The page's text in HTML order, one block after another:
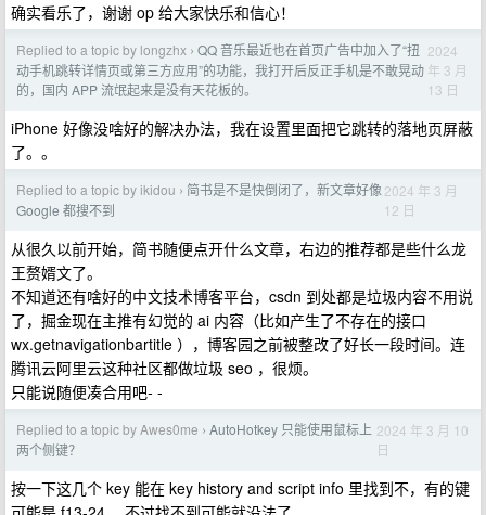
确实看乐了，谢谢 op 给大家快乐和信心！
Replied to a topic by longzhx › QQ 音乐最近也在首页广告中加入了“扭
动手机跳转详情页或第三方应用”的功能，我打开后反正手机是不敢晃动
的，国内 APP 流氓起来是没有天花板的。
2024
年 3 月
13 日
iPhone 好像没啥好的解决办法，我在设置里面把它跳转的落地页屏蔽
了。。
Replied to a topic by ikidou › 简书是不是快倒闭了，新文章好像
Google 都搜不到
2024 年 3 月
12 日
从很久以前开始，简书随便点开什么文章，右边的推荐都是些什么龙
王赘婿文了。
不知道还有啥好的中文技术博客平台，csdn 到处都是垃圾内容不用说
了，掘金现在主推有幻觉的 ai 内容（比如产生了不存在的接口
wx.getnavigationbartitle ），博客园之前被整改了好长一段时间。连
腾讯云阿里云这种社区都做垃圾 seo ，很烦。
只能说随便凑合用吧- -
Replied to a topic by Awes0me › AutoHotkey 只能使用鼠标上
两个侧键？
2024 年 3 月 10
日
按一下这几个 key 能在 key history and script info 里找到不，有的键